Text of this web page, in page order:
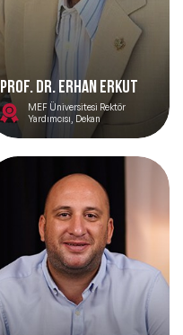
PROF. DR. ERHAN ERKUT
MEF Üniversitesi Rektör
Yardımcısı, Dekan